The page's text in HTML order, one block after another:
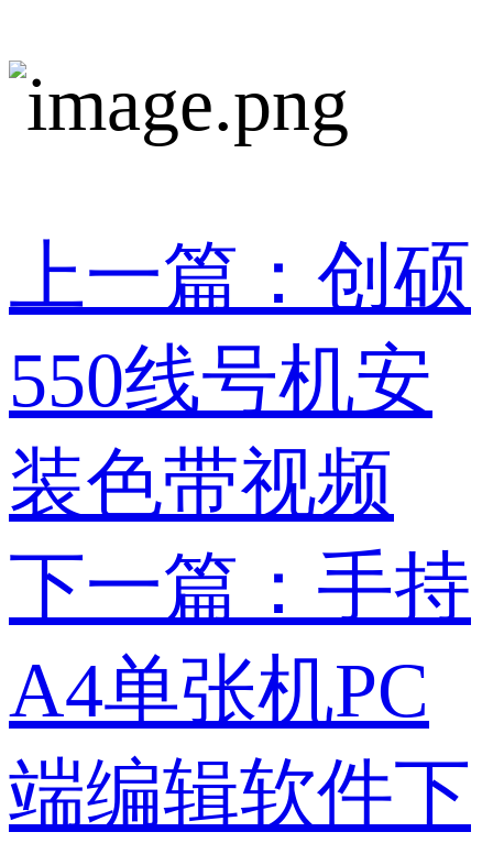
上一篇：创硕
550线号机安
装色带视频
下一篇：手持
A4单张机PC
端编辑软件下